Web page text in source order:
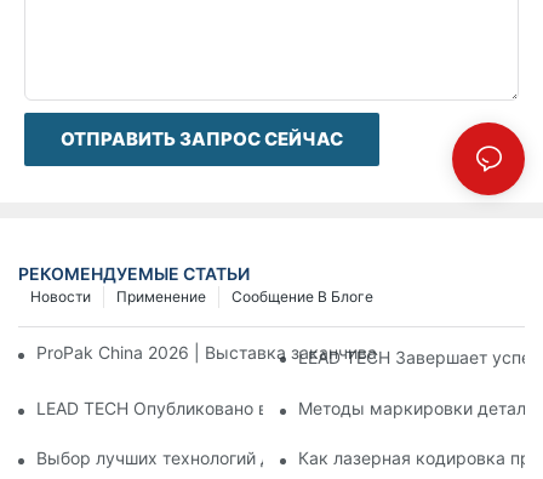
ОТПРАВИТЬ ЗАПРОС СЕЙЧАС
РЕКОМЕНДУЕМЫЕ СТАТЬИ
Сообщение В Блоге
Применение
Новости
ProPak China 2026 | Выставка заканчивается, но наш
LEAD TECH Завершает
LEAD TECH Опубликовано в PR Newswire: Презентация
Методы маркировки
Выбор лучших технологий для кодирования и маркировки
Как лазерная кодировка